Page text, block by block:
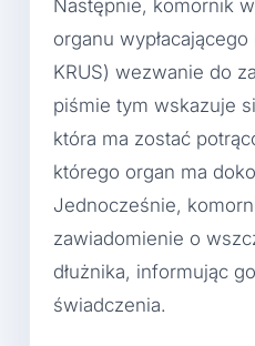
Następnie, komornik
organu
KRUS) wezwanie do
piśmie tym wskazuje
która ma zostać
którego organ ma
Jednocześnie,
zawiadomienie o
dłużnika, informując
świadczenia.